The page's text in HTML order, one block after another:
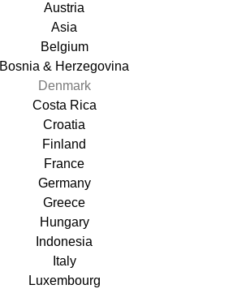
Austria
Asia
Belgium
Bosnia & Herzegovina
Denmark
Costa Rica
Croatia
Finland
France
Germany
Greece
Hungary
Indonesia
Italy
Luxembourg